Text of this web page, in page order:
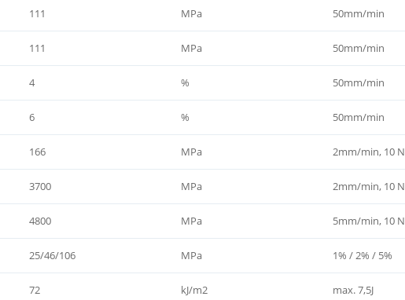
111 MPa 50mm/min
111 MPa 50mm/min
4 % 50mm/min
6 % 50mm/min
166 MPa 2mm/min, 10 N
3700 MPa 2mm/min, 10 N
4800 MPa 5mm/min, 10 N
25/46/106 MPa 1% / 2% / 5%
72 kJ/m2 max. 7,5J